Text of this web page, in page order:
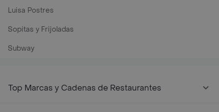
Luisa Postres
Sopitas y Frijoladas
Subway
Top Marcas y Cadenas de Restaurantes